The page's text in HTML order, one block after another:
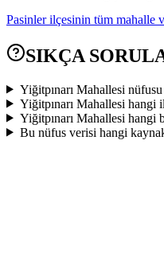
Pasinler ilçesinin tüm mahalle
SIKÇA
Yiğitpınarı Mahallesi
Yiğitpınarı Mahallesi hangi
Yiğitpınarı Mahallesi hangi
Bu nüfus verisi hangi